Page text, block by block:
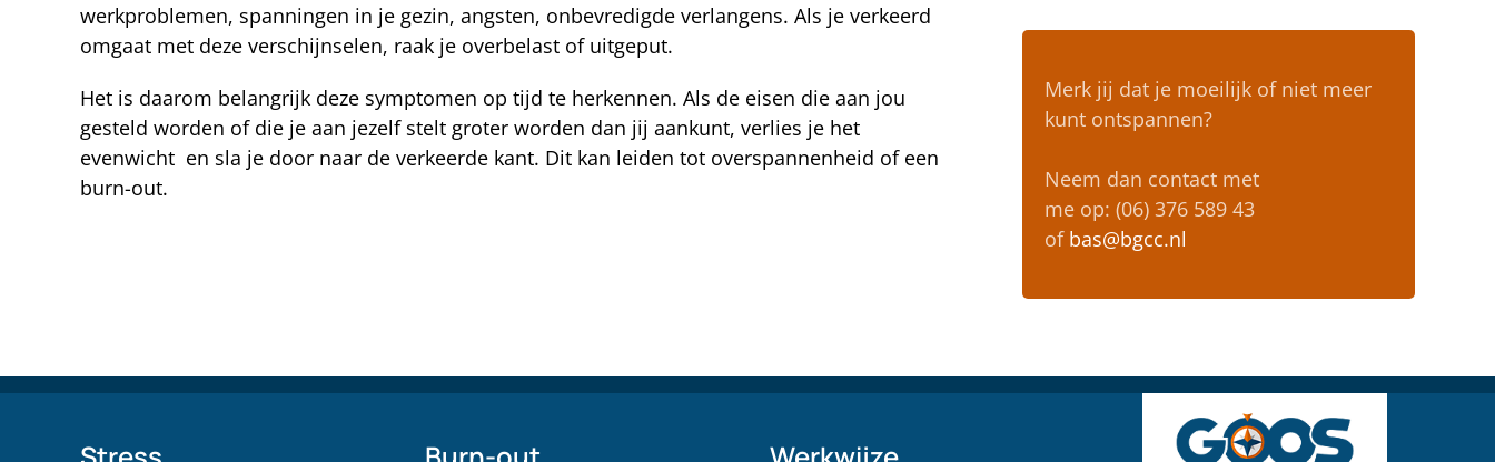
werkproblemen, spanningen in je gezin, angsten, onbevredigde verlangens. Als je verkeerd
omgaat met deze verschijnselen, raak je overbelast of uitgeput.
Het is daarom belangrijk deze symptomen op tijd te herkennen. Als de eisen die aan jou
gesteld worden of die je aan jezelf stelt groter worden dan jij aankunt, verlies je het
evenwicht en sla je door naar de verkeerde kant. Dit kan leiden tot overspannenheid of een
burn-out.
Merk jij dat je moeilijk of niet meer
kunt ontspannen?
Neem dan contact met
me op: (06) 376 589 43
of bas@bgcc.nl